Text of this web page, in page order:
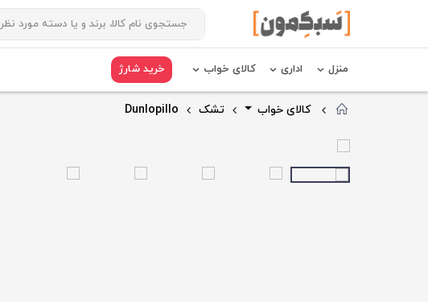
منزل اداری کالای خواب خرید شارژ
کالای خواب تشک Dunlopillo